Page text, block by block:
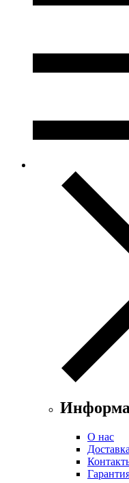
О нас